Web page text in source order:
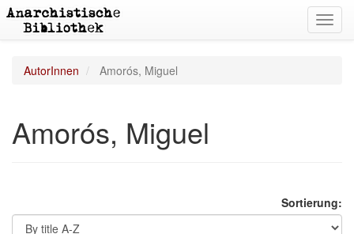
AutorInnen Amorós, Miguel
Amorós, Miguel
Sortierung: